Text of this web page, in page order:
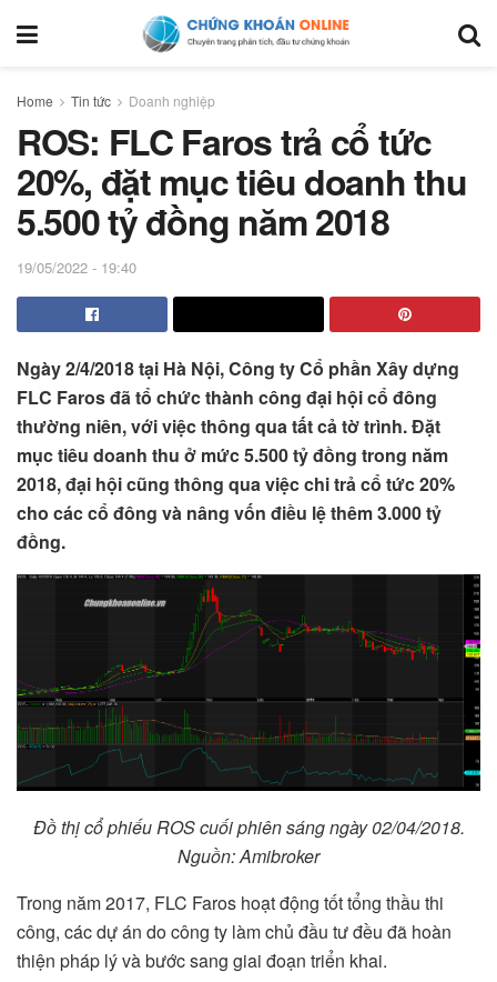
Home Tin tức Doanh nghiệp
ROS: FLC Faros trả cổ tức
20%, đặt mục tiêu doanh thu
5.500 tỷ đồng năm 2018
19/05/2022 - 19:40
Ngày 2/4/2018 tại Hà Nội, Công ty Cổ phần Xây dựng
FLC Faros đã tổ chức thành công đại hội cổ đông
thường niên, với việc thông qua tất cả tờ trình. Đặt
mục tiêu doanh thu ở mức 5.500 tỷ đồng trong năm
2018, đại hội cũng thông qua việc chi trả cổ tức 20%
cho các cổ đông và nâng vốn điều lệ thêm 3.000 tỷ
đồng.
Đồ thị cổ phiếu ROS cuối phiên sáng ngày 02/04/2018.
Nguồn: Amibroker
Trong năm 2017, FLC Faros hoạt động tốt tổng thầu thi
công, các dự án do công ty làm chủ đầu tư đều đã hoàn
thiện pháp lý và bước sang giai đoạn triển khai.